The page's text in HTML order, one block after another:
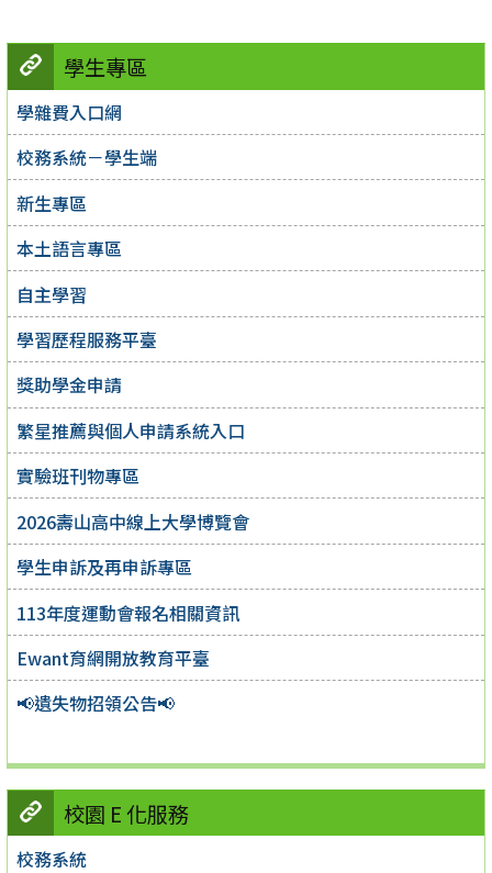
學生專區
學雜費入口網
校務系統－學生端
新生專區
本土語言專區
自主學習
學習歷程服務平臺
獎助學金申請
繁星推薦與個人申請系統入口
實驗班刊物專區
2026壽山高中線上大學博覽會
學生申訴及再申訴專區
113年度運動會報名相關資訊
Ewant育網開放教育平臺
📢遺失物招領公告📢
校園 E 化服務
校務系統